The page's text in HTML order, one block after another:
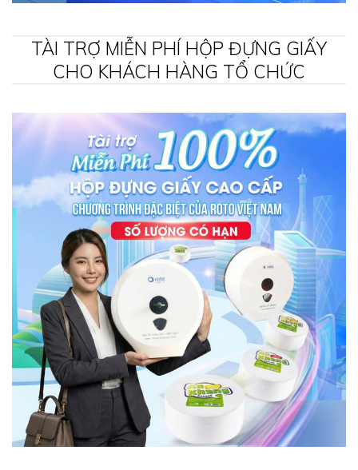
TÀI TRỢ MIỄN PHÍ HỘP ĐỰNG GIẤY
CHO KHÁCH HÀNG TỔ CHỨC